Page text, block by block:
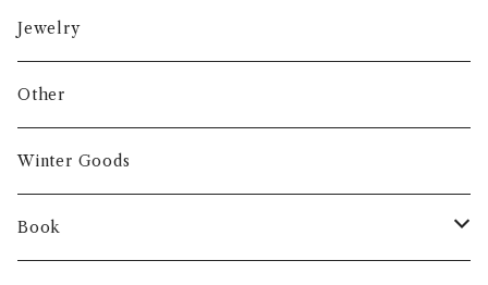
Jewelry
Other
Winter Goods
Book